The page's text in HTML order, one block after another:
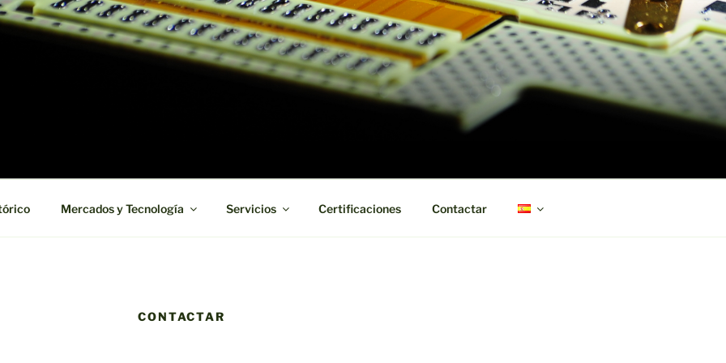
Mercados y Tecnología Servicios Certificaciones Contactar
CONTACTAR